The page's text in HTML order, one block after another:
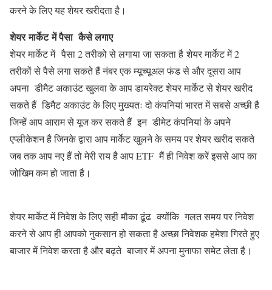
करने के लिए यह शेयर खरीदता है।
शेयरमार्केटमें पैसा कैसे लगाए
शेयर मार्केट में पैसा 2 तरीको से लगाया जा सकता हैशेयर मार्केट में 2
तरीकों से पैसे लगा सकते हैं नंबर एक म्यूच्यूअल फंड से और दूसरा आप
अपना डीमैट अकाउंट खुलवा के आप डायरेक्ट शेयर मार्केट से शेयर खरीद
सकते हैं डिमैट अकाउंट के लिए मुख्यतः दो कंपनियां भारत में सबसे अच्छी है
जिन्हें आप आराम से यूज कर सकते हैं इन डीमेट कंपनियां के अपने
एप्लीकेशन है जिनके द्वारा आप मार्केट खुलने के समय पर शेयर खरीद सकते
जब तक आप नए हैं तो मेरी राय है आप ETF मैं ही निवेश करें इससे आप का
जोखिम कम हो जाता है।
शेयर मार्केट में निवेश के लिए सही मौका ढूंढ क्योंकि गलत समय पर निवेश
करने से आप ही आपको नुकसान हो सकता है अच्छा निवेशक हमेशा गिरते हुए
बाजार में निवेश करता है और बढ़ते बाजार में अपना मुनाफा समेट लेता है।